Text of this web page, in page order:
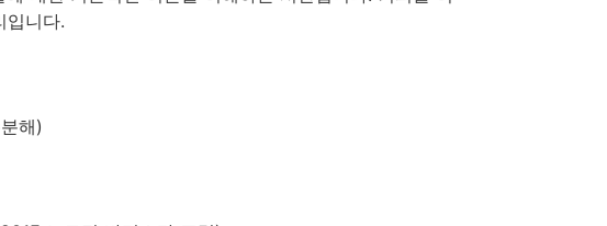
입니다.
해)